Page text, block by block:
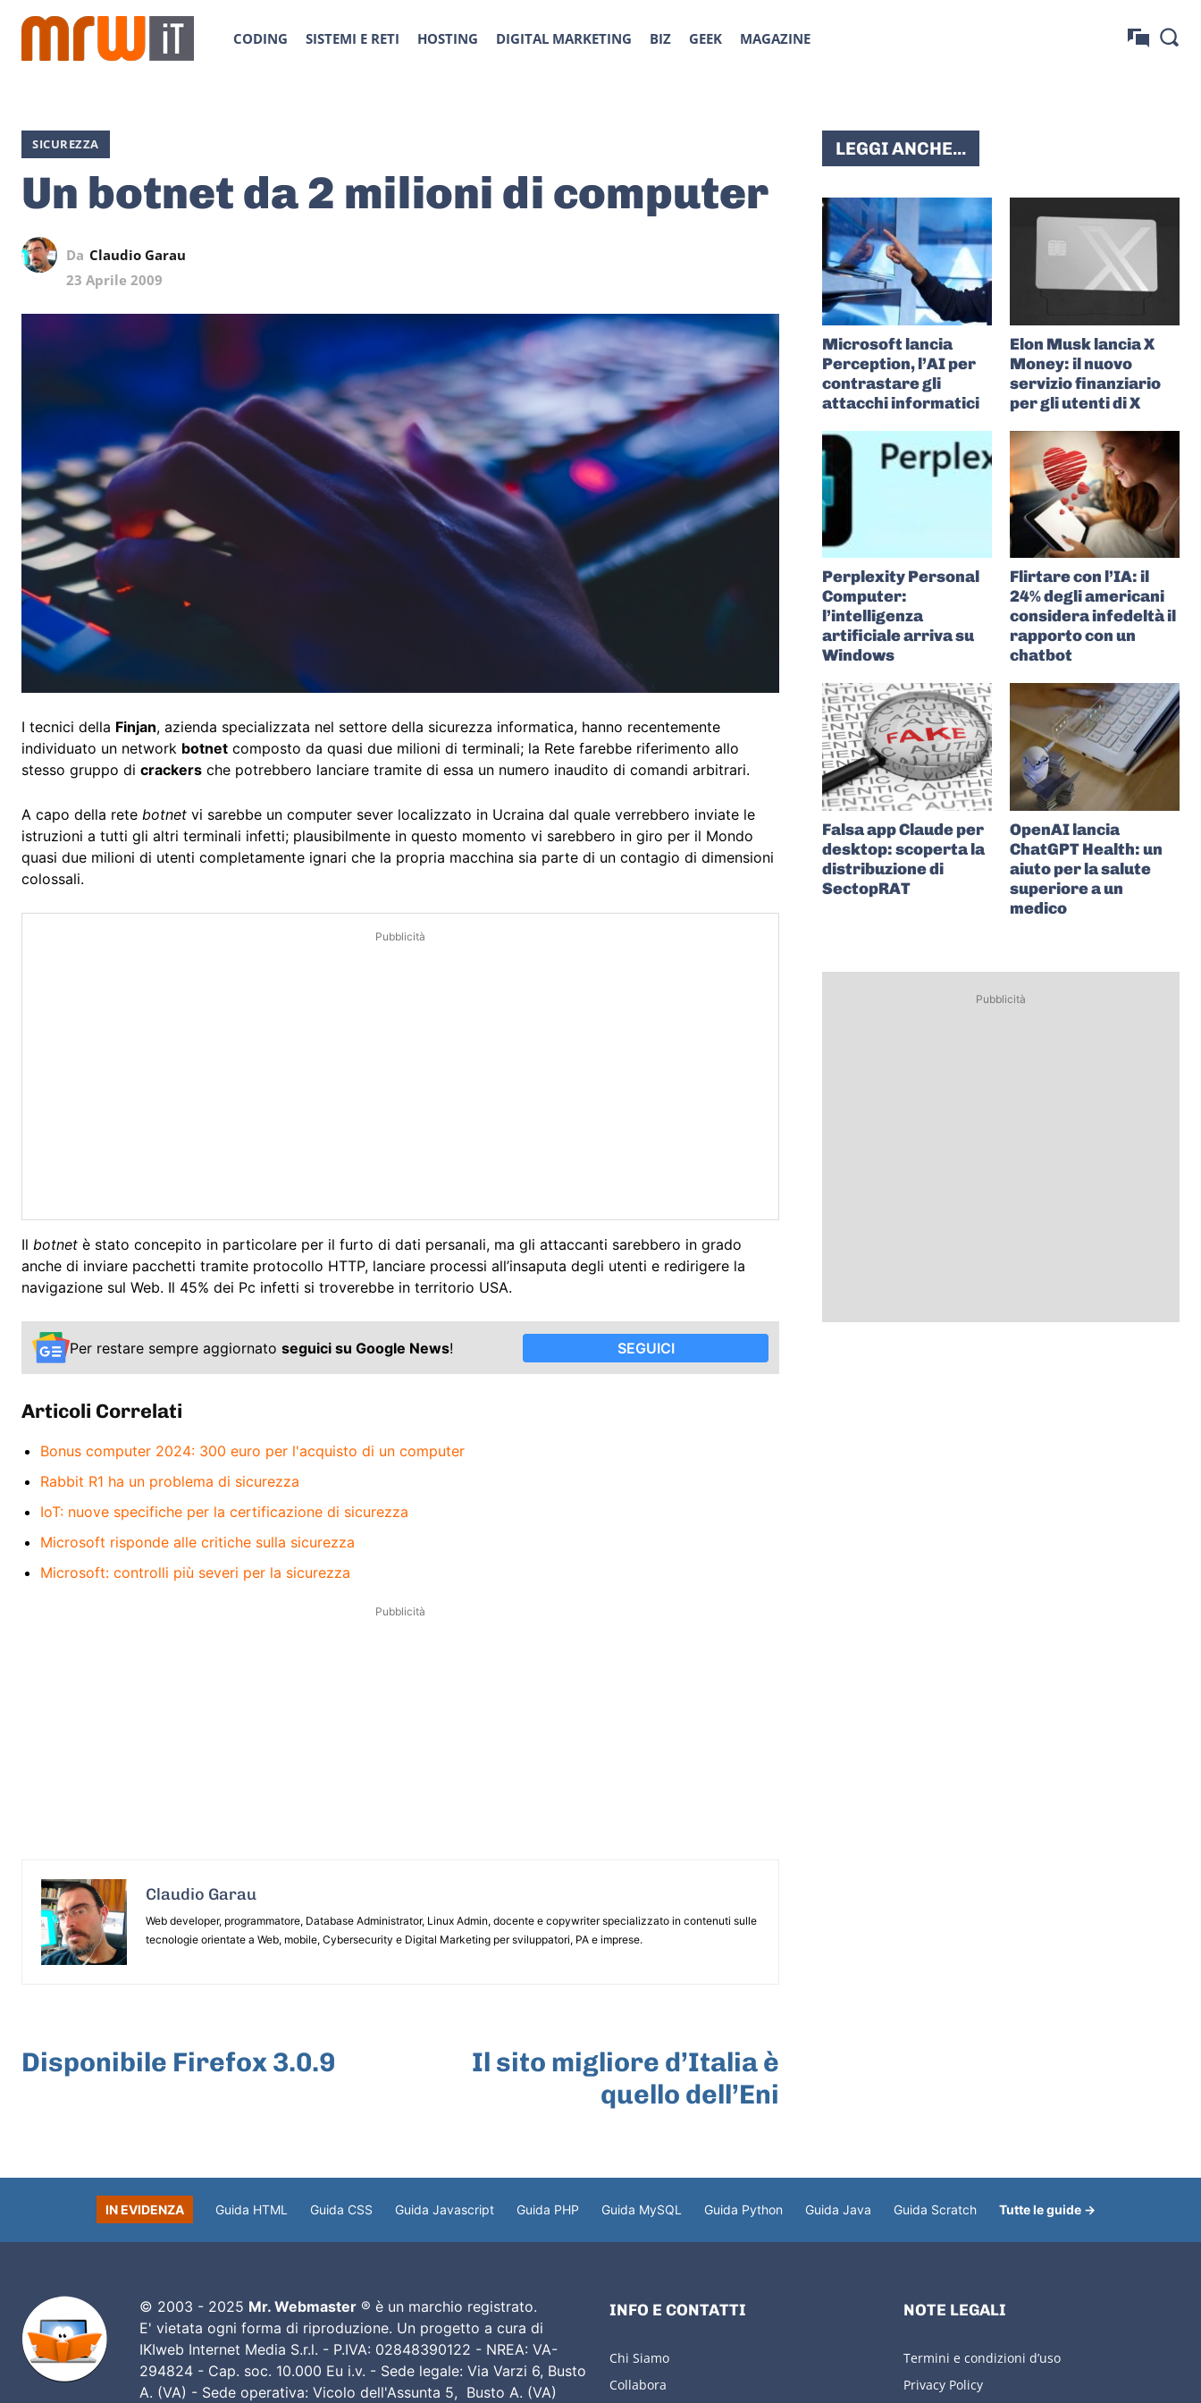
CODING SISTEMI E RETI HOSTING DIGITAL MARKETING BIZ GEEK MAGAZINE
SICUREZZA
Un botnet da 2 milioni di computer
Da Claudio Garau
23 Aprile 2009
I tecnici della Finjan, azienda specializzata nel settore della sicurezza informatica, hanno recentemente
individuato un network botnet composto da quasi due milioni di terminali; la Rete farebbe riferimento allo
stesso gruppo di crackers che potrebbero lanciare tramite di essa un numero inaudito di comandi arbitrari.
A capo della rete botnet vi sarebbe un computer sever localizzato in Ucraina dal quale verrebbero inviate le
istruzioni a tutti gli altri terminali infetti; plausibilmente in questo momento vi sarebbero in giro per il Mondo
quasi due milioni di utenti completamente ignari che la propria macchina sia parte di un contagio di dimensioni
colossali.
Pubblicità
Il botnet è stato concepito in particolare per il furto di dati persanali, ma gli attaccanti sarebbero in grado
anche di inviare pacchetti tramite protocollo HTTP, lanciare processi all’insaputa degli utenti e redirigere la
navigazione sul Web. Il 45% dei Pc infetti si troverebbe in territorio USA.
Per restare sempre aggiornato seguici su Google News! SEGUICI
Articoli Correlati
Bonus computer 2024: 300 euro per l'acquisto di un computer
Rabbit R1 ha un problema di sicurezza
IoT: nuove specifiche per la certificazione di sicurezza
Microsoft risponde alle critiche sulla sicurezza
Microsoft: controlli più severi per la sicurezza
Pubblicità
Claudio Garau
Web developer, programmatore, Database Administrator, Linux Admin, docente e copywriter specializzato in contenuti sulle
tecnologie orientate a Web, mobile, Cybersecurity e Digital Marketing per sviluppatori, PA e imprese.
Disponibile Firefox 3.0.9
Il sito migliore d’Italia è
quello dell’Eni
LEGGI ANCHE...
Microsoft lancia
Perception, l’AI per
contrastare gli
attacchi informatici
Elon Musk lancia X
Money: il nuovo
servizio finanziario
per gli utenti di X
Perplexity Personal
Computer:
l’intelligenza
artificiale arriva su
Windows
Flirtare con l’IA: il
24% degli americani
considera infedeltà il
rapporto con un
chatbot
Falsa app Claude per
desktop: scoperta la
distribuzione di
SectopRAT
OpenAI lancia
ChatGPT Health: un
aiuto per la salute
superiore a un
medico
Pubblicità
IN EVIDENZA Guida HTML Guida CSS Guida Javascript Guida PHP Guida MySQL Guida Python Guida Java Guida Scratch Tutte le guide →
© 2003 - 2025 Mr. Webmaster® è un marchio registrato.
E' vietata ogni forma di riproduzione. Un progetto a cura di
IKIweb Internet Media S.r.l. - P.IVA: 02848390122 - NREA: VA-
294824 - Cap. soc. 10.000 Eu i.v. - Sede legale: Via Varzi 6, Busto
A. (VA) - Sede operativa: Vicolo dell'Assunta 5, Busto A. (VA)
INFO E CONTATTI
Chi Siamo
Collabora
NOTE LEGALI
Termini e condizioni d’uso
Privacy Policy